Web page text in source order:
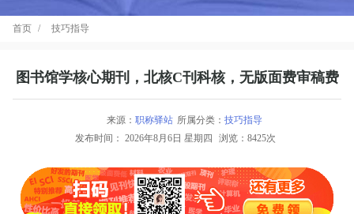
首页 技巧指导
图书馆学核心期刊，北核C刊科核，无版面费审稿费
来源： 职称驿站 所属分类： 技巧指导
发布时间： 2026年8月6日 星期四 浏览：8425次